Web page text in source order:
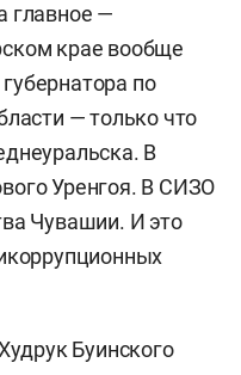
главное —
крае вообще
по
— только что
В
Уренгоя. В СИЗО
Чувашии. И это
Буинского